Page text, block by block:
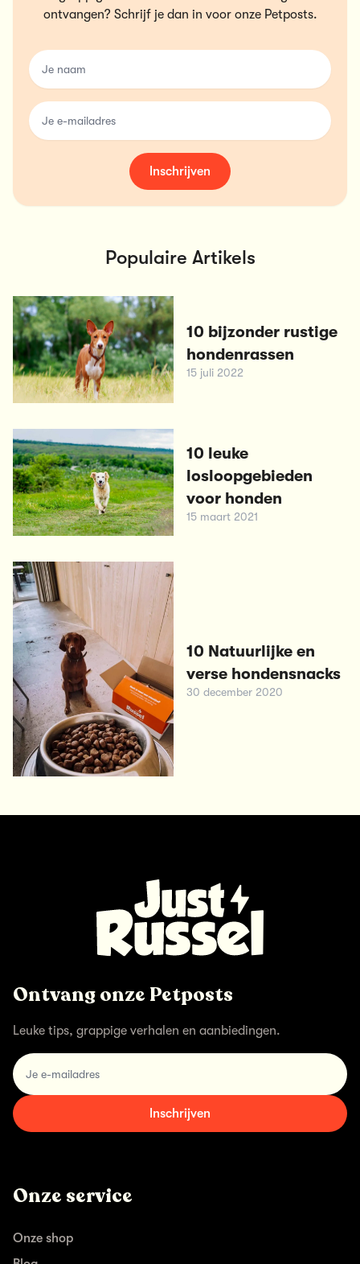
ontvangen? Schrijf je dan in voor onze Petposts.
name
email
Inschrijven
Populaire Artikels
10 bijzonder rustige
hondenrassen
15 juli 2022
10 leuke
losloopgebieden
voor honden
15 maart 2021
10 Natuurlijke en
verse hondensnacks
30 december 2020
Ontvang onze Petposts
Leuke tips, grappige verhalen en aanbiedingen.
email
Inschrijven
Onze service
Onze shop